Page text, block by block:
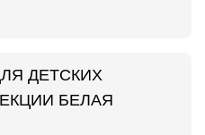
ДЕТСКИХ
БЕЛАЯ